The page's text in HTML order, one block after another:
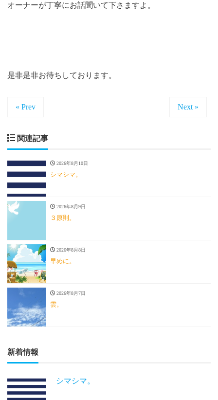
オーナーが丁寧にお話聞いて下さますよ。
是非是非お待ちしております。
« Prev Next »
関連記事
2026年8月10日
シマシマ。
2026年8月9日
３原則。
2026年8月8日
早めに。
2026年8月7日
雲。
新着情報
シマシマ。